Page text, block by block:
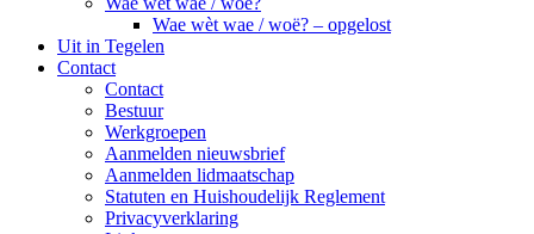
Wae wèt wae / woë? – opgelost
Uit in Tegelen
Contact
Contact
Bestuur
Werkgroepen
Aanmelden nieuwsbrief
Aanmelden lidmaatschap
Statuten en Huishoudelijk Reglement
Privacyverklaring